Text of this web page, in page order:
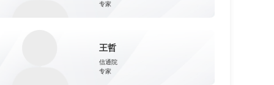
专家
王哲
信通院
专家